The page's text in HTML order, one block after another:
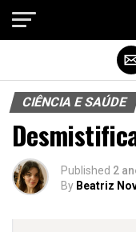
CIÊNCIA E SAÚDE
Published 2
By Beatriz